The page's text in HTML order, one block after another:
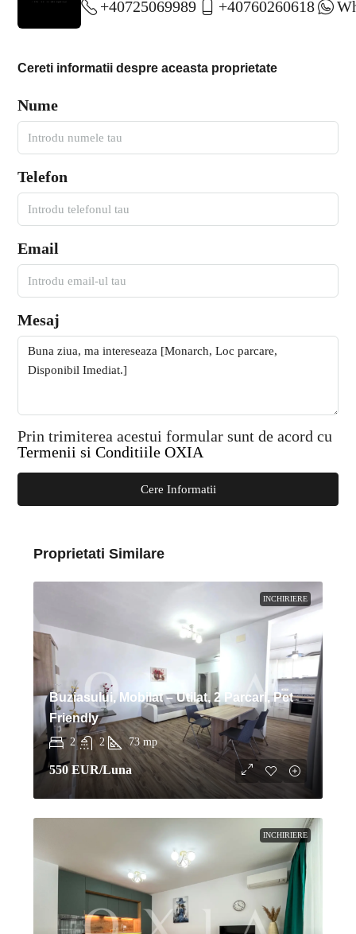
+40725069989 +40760260618
Cereti informatii despre aceasta proprietate
Nume
Telefon
Email
Mesaj
Prin trimiterea acestui formular sunt de acord cu
Termenii si Conditiile OXIA
Cere Informatii
Proprietati Similare
INCHIRIERE
Buziasului, Mobilat – Utilat, 2 Parcari, Pet
Friendly
2 2 73 mp
550 EUR/Luna
INCHIRIERE